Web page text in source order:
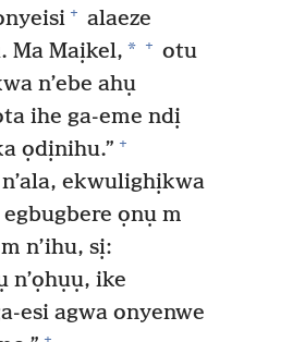
+ alaeze
Ma Maịkel, * + otu
n’ebe ahụ
ihe ga-eme ndị
ọdịnihu.” +
ekwulighịkwa
ọnụ m
n’ihu, sị:
n’ọhụụ, ike
esi agwa onyenwe